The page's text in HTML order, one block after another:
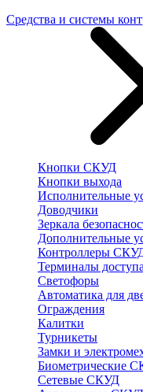
Средства и системы
Кнопки СКУД
Кнопки выхода
Исполнительные
Доводчики
Зеркала
Дополнительные
Контроллеры
Терминалы доступа
Светофоры
Автоматика для
Ограждения
Калитки
Турникеты
Замки и
Биометрические
Сетевые СКУД